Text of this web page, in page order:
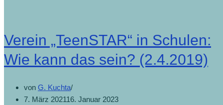
Verein „TeenSTAR“ in Schulen:
Wie kann das sein? (2.4.2019)
von G. Kuchta
7. März 202116. Januar 2023